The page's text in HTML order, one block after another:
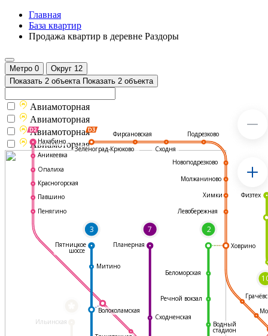
Главная
База квартир
Продажа квартир в деревне Раздоры
Метро 0 Округ 12
Показать 2 объекта Показать 2 объекта
Ильинская
3 7 2
Фирсановская
Сходня
Подрезково
Новоподрезково
Молжаниново
Химки
Левобережная
Ховрино
Водный
стадион
Сходненская
Волоколамская
Митино
Нахабино
Аникеевка
Опалиха
Красногорская
Павшино
Пенягино
Пятницкое
шоссе
Планерная
Физтех
Речной вокзал
Беломорская
Зеленоград-Крюково
Авиамоторная
Авиамоторная
Авиамоторная
Авиамоторная